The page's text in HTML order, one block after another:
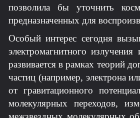
позволила бы уточнить
предназначенных для
Особый интерес сегодня
электромагнитного
развивается в рамках теорий
частиц (например, электрона
от гравитационного
молекулярных переходов,